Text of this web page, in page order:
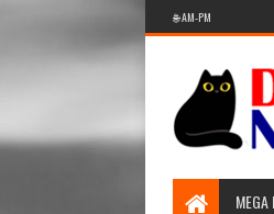
🌐 AM-PM
MEGA